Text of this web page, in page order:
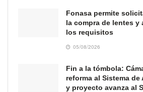
Fonasa permite
la compra de lentes
los requisitos
05/08/2026
Fin a la tómbola:
reforma al Sistema
y proyecto avanza al